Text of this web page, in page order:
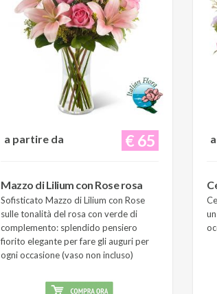
€ 65
a partire da
Mazzo di Lilium con Rose rosa
Sofisticato Mazzo di Lilium con Rose
sulle tonalità del rosa con verde di
complemento: splendido pensiero
fiorito elegante per fare gli auguri per
ogni occasione (vaso non incluso)